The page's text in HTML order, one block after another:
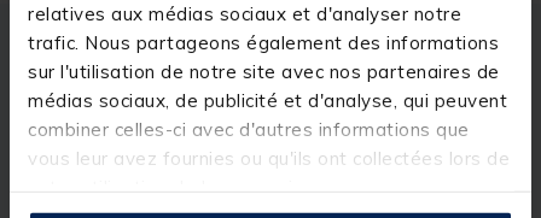
relatives aux médias sociaux et d'analyser notre
trafic. Nous partageons également des informations
sur l'utilisation de notre site avec nos partenaires de
médias sociaux, de publicité et d'analyse, qui peuvent
combiner celles-ci avec d'autres informations que
vous leur avez fournies ou qu'ils ont collectées lors de
Description Spécifications
Description & détails